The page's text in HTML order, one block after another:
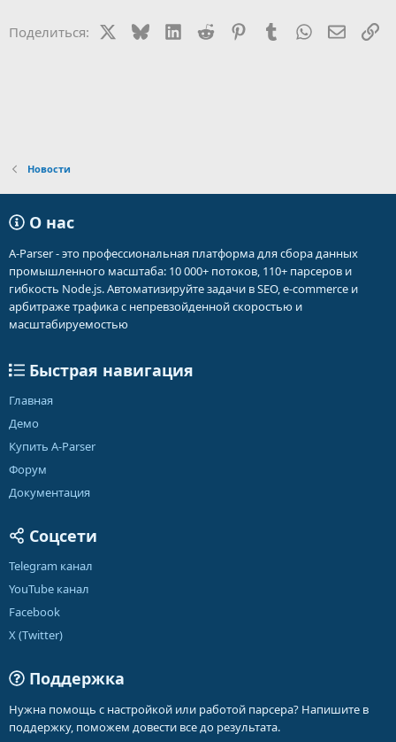
и
Поделиться: BlueskyLinkedIn
Reddit PinterestTumblr WhatsApp
Новости
О нас
A-Parser - это профессиональная платформа для сбора данных
промышленного масштаба: 10 000+ потоков, 110+ парсеров и
гибкость Node.js. Автоматизируйте задачи в SEO, e-commerce и
арбитраже трафика с непревзойденной скоростью и
масштабируемостью
Быстрая навигация
Главная
Демо
Купить A-Parser
Форум
Документация
Соцсети
Telegram канал
YouTube канал
Facebook
X (Twitter)
Поддержка
Нужна помощь с настройкой или работой парсера? Напишите в
поддержку, поможем довести все до результата.